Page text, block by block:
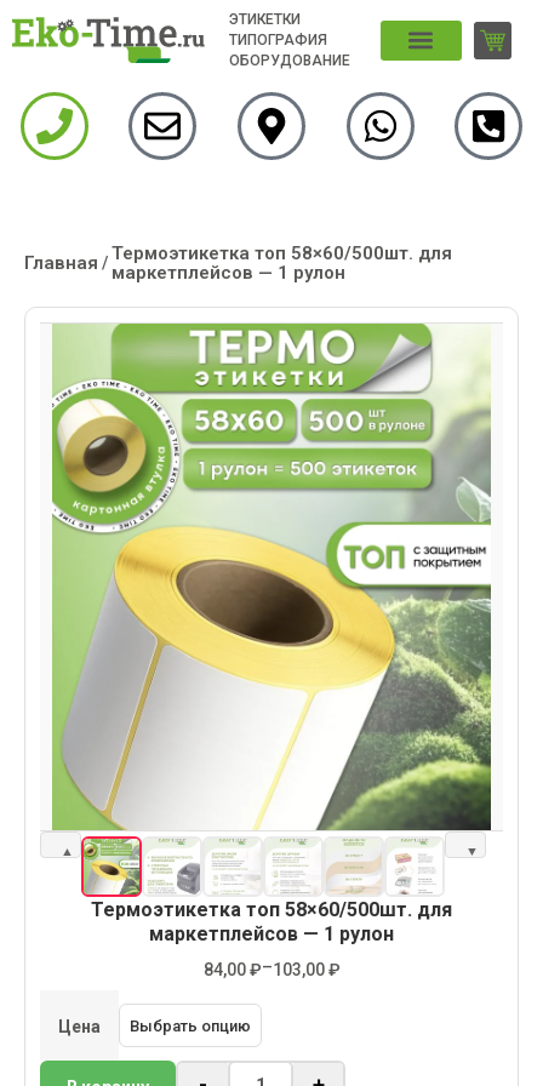
ЭТИКЕТКИ
ТИПОГРАФИЯ
ОБОРУДОВАНИЕ
Главная /Термоэтикетка топ 58×60/500шт. для
маркетплейсов — 1 рулон
▲ ▼
Термоэтикетка топ 58×60/500шт. для
маркетплейсов — 1 рулон
84,00₽–103,00₽
Цена